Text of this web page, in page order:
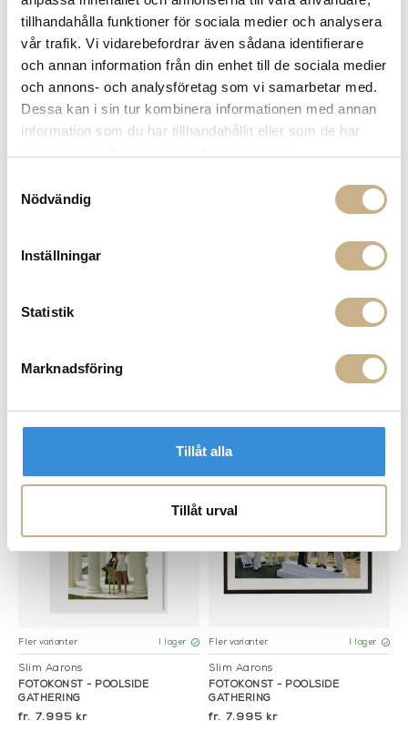
tillhandahålla funktioner för sociala medier och analysera
vår trafik. Vi vidarebefordrar även sådana identifierare
och annan information från din enhet till de sociala medier
och annons- och analysföretag som vi samarbetar med.
Dessa kan i sin tur kombinera informationen med annan
information som du har tillhandahållit eller som de har
Nödvändig
Inställningar
Statistik
Marknadsföring
Tillåt alla
Tillåt urval
Fler varianter I lager
Slim Aarons
FOTOKONST - POOLSIDE
5.850 kr
Fler varianter I lager
Slim Aarons
FOTOKONST - POOLSIDE
7.995 kr
7.995 kr 5.850 kr
Fler varianter I lager
Slim Aarons
FOTOKONST - POOLSIDE
GATHERING
7.995 kr
Fler varianter I lager
Slim Aarons
FOTOKONST - POOLSIDE
GATHERING
7.995 kr